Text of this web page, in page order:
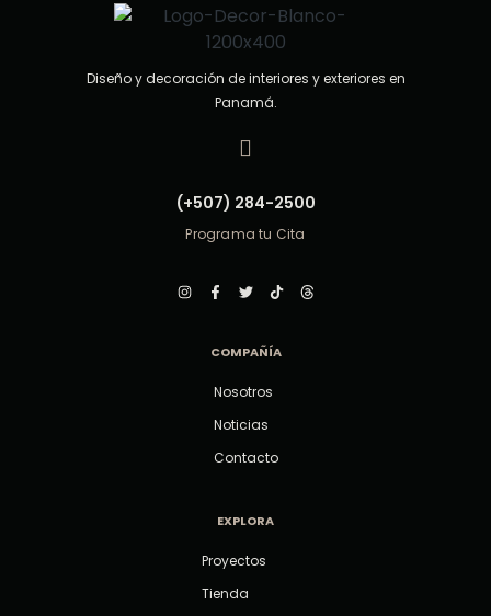
Diseño y decoración de interiores y exteriores en
Panamá.
(+507) 284-2500
Programa tu Cita
COMPAÑÍA
Nosotros
Noticias
Contacto
EXPLORA
Proyectos
Tienda